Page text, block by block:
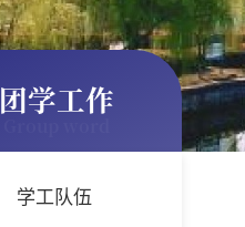
团学工作
学工队伍